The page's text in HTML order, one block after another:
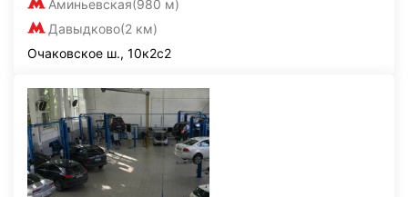
Аминьевская(980 м)
Давыдково(2 км)
Очаковское ш., 10к2с2